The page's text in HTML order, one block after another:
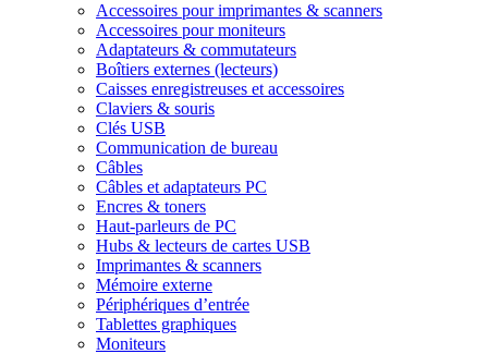
Accessoires pour imprimantes & scanners
Accessoires pour moniteurs
Adaptateurs & commutateurs
Boîtiers externes (lecteurs)
Caisses enregistreuses et accessoires
Claviers & souris
Clés USB
Communication de bureau
Câbles
Câbles et adaptateurs PC
Encres & toners
Haut-parleurs de PC
Hubs & lecteurs de cartes USB
Imprimantes & scanners
Mémoire externe
Périphériques d’entrée
Tablettes graphiques
Moniteurs